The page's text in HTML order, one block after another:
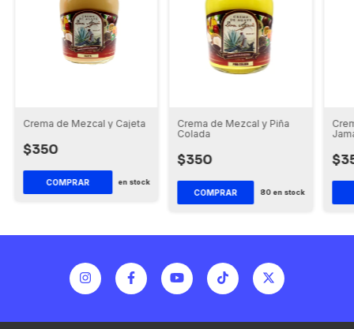
Crema de Mezcal y Cajeta
$350
COMPRAR en stock
Crema de Mezcal y Piña
Colada
$350
COMPRAR 80en stock